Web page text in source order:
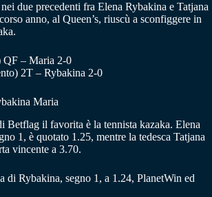
due precedenti fra Elena Rybakina e Tatjana
anno, al Queen’s, riuscù a sconfiggere in
QF – Maria 2-0
2T – Rybakina 2-0
Maria
Betflag il favorita è la tennista kazaka. Elena
1, è quotato 1.25, mentre la tedesca Tatjana
vincente a 3.70.
di Rybakina, segno 1, a 1.24, PlanetWin ed